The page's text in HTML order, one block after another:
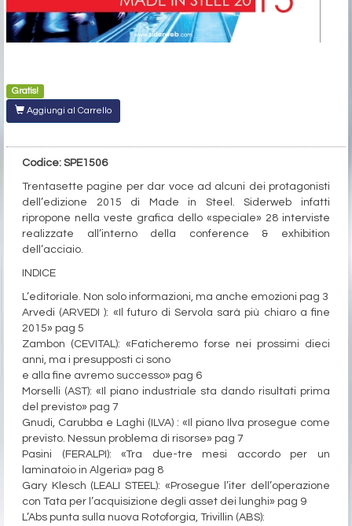
Gratis!
Aggiungi al Carrello
Codice: SPE1506
Trentasette pagine per dar voce ad alcuni dei protagonisti
dell’edizione 2015 di Made in Steel. Siderweb infatti
ripropone nella veste grafica dello «speciale» 28 interviste
realizzate all’interno della conference & exhibition
dell’acciaio.
INDICE
L’editoriale. Non solo informazioni, ma anche emozioni pag 3
Arvedi (ARVEDI ): «Il futuro di Servola sarà più chiaro a fine
2015» pag 5
Zambon (CEVITAL): «Faticheremo forse nei prossimi dieci
anni, ma i presupposti ci sono
e alla fine avremo successo» pag 6
Morselli (AST): «Il piano industriale sta dando risultati prima
del previsto» pag 7
Gnudi, Carubba e Laghi (ILVA) : «Il piano Ilva prosegue come
previsto. Nessun problema di risorse» pag 7
Pasini (FERALPI): «Tra due-tre mesi accordo per un
laminatoio in Algeria» pag 8
Gary Klesch (LEALI STEEL): «Prosegue l’iter dell’operazione
con Tata per l’acquisizione degli asset dei lunghi» pag 9
L’Abs punta sulla nuova Rotoforgia, Trivillin (ABS):